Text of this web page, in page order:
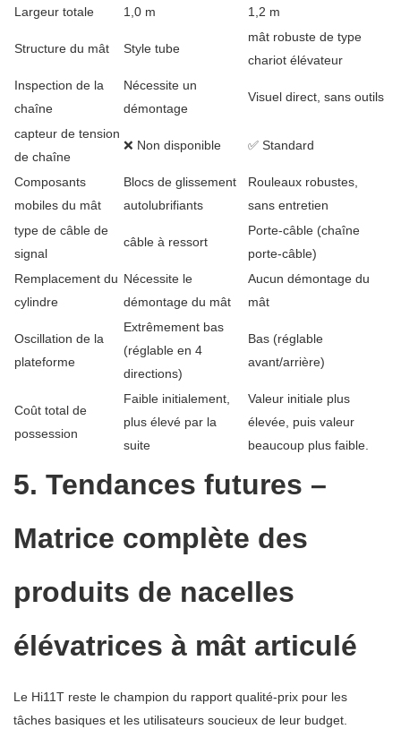
Largeur totale 1,0 m 1,2 m
Structure du mât Style tube
mât robuste de type
chariot élévateur
Inspection de la
chaîne
Nécessite un
démontage
Visuel direct, sans outils
capteur de tension
de chaîne
❌ Non disponible ✅ Standard
Composants
mobiles du mât
Blocs de glissement
autolubrifiants
Rouleaux robustes,
sans entretien
type de câble de
signal
câble à ressort
Porte-câble (chaîne
porte-câble)
Remplacement du
cylindre
Nécessite le
démontage du mât
Aucun démontage du
mât
Oscillation de la
plateforme
Extrêmement bas
(réglable en 4
directions)
Bas (réglable
avant/arrière)
Coût total de
possession
Faible initialement,
plus élevé par la
suite
Valeur initiale plus
élevée, puis valeur
beaucoup plus faible.
5. Tendances futures –
Matrice complète des
produits de nacelles
élévatrices à mât articulé
Le Hi11T reste le champion du rapport qualité-prix pour les
tâches basiques et les utilisateurs soucieux de leur budget.